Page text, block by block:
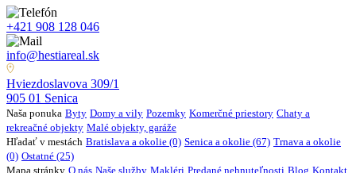
+421 908 128 046
info@hestiareal.sk
Hviezdoslavova 309/1
905 01 Senica
Naša ponuka Byty Domy a vily Pozemky Komerčné priestory Chaty a
rekreačné objekty Malé objekty, garáže
Hľadať v mestách Bratislava a okolie (0) Senica a okolie (67) Trnava a okolie
(0) Ostatné (25)
Mapa stránky O nás Naše služby Makléri Predané nehnuteľnosti Blog Kontakt